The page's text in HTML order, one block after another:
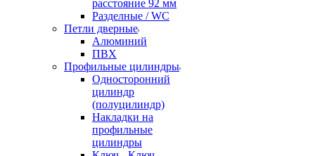
расстояние 92 мм
Разделные / WC
Петли дверные
Алюминий
ПВХ
Профильные цилиндры
Односторонний
цилиндр
(полуцилиндр)
Накладки на
профильные
цилиндры